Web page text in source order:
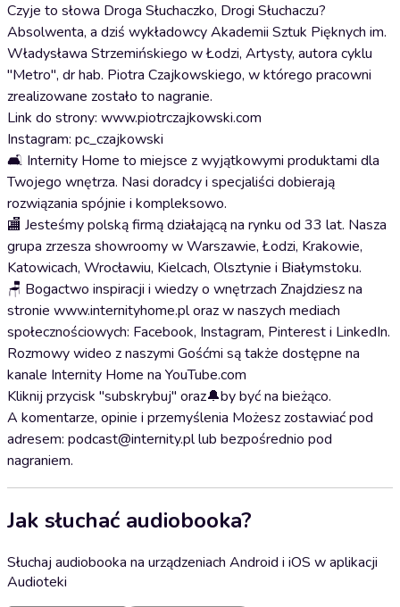
Czyje to słowa Droga Słuchaczko, Drogi Słuchaczu?
Absolwenta, a dziś wykładowcy Akademii Sztuk Pięknych im.
Władysława Strzemińskiego w Łodzi, Artysty, autora cyklu
"Metro", dr hab. Piotra Czajkowskiego, w którego pracowni
zrealizowane zostało to nagranie.
Link do strony: www.piotrczajkowski.com
Instagram: pc_czajkowski
🛋️ Internity Home to miejsce z wyjątkowymi produktami dla
Twojego wnętrza. Nasi doradcy i specjaliści dobierają
rozwiązania spójnie i kompleksowo.
🏬 Jesteśmy polską firmą działającą na rynku od 33 lat. Nasza
grupa zrzesza showroomy w Warszawie, Łodzi, Krakowie,
Katowicach, Wrocławiu, Kielcach, Olsztynie i Białymstoku.
🪑 Bogactwo inspiracji i wiedzy o wnętrzach Znajdziesz na
stronie www.internityhome.pl oraz w naszych mediach
społecznościowych: Facebook, Instagram, Pinterest i LinkedIn.
Rozmowy wideo z naszymi Gośćmi są także dostępne na
kanale Internity Home na YouTube.com
Kliknij przycisk "subskrybuj" oraz🔔by być na bieżąco.
A komentarze, opinie i przemyślenia Możesz zostawiać pod
adresem: podcast@internity.pl lub bezpośrednio pod
nagraniem.
Jak słuchać audiobooka?
Słuchaj audiobooka na urządzeniach Android i iOS w aplikacji
Audioteki